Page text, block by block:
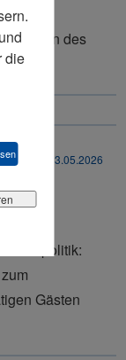
die
„Sektion des
13.05.2026
Gästen